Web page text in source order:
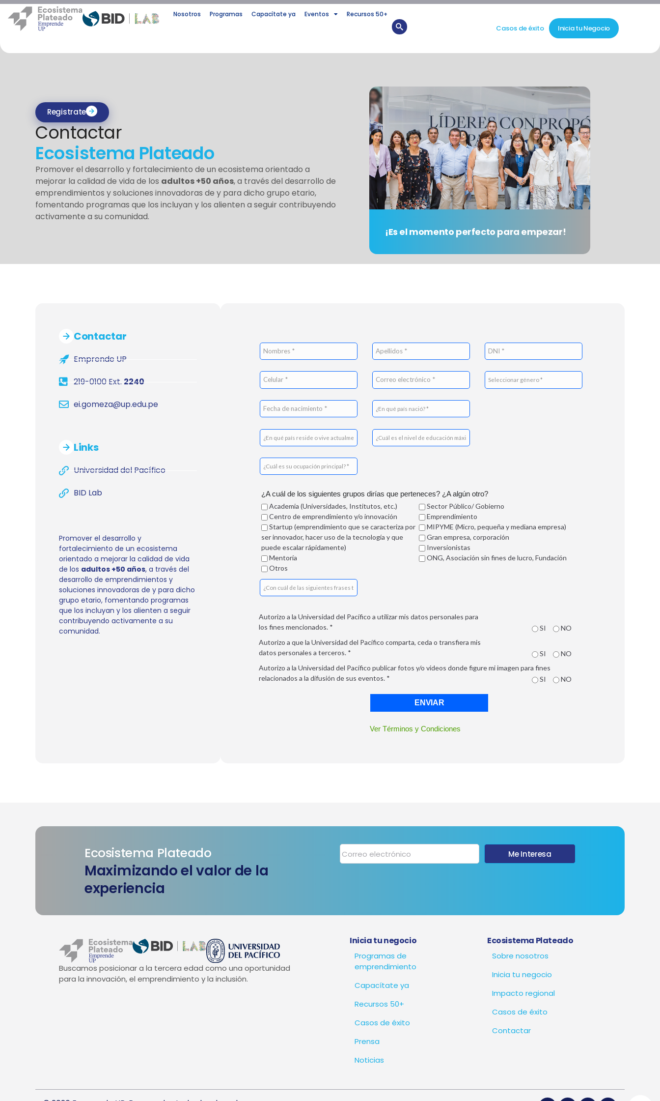
Nosotros Programas Capacítate ya Eventos Recursos 50+
Casos de éxito Inicia tu Negocio
Registrate
Contactar
Ecosistema Plateado
Promover el desarrollo y fortalecimiento de un ecosistema orientado a
mejorar la calidad de vida de los adultos +50 años, a través del desarrollo de
emprendimientos y soluciones innovadoras de y para dicho grupo etario,
fomentando programas que los incluyan y los alienten a seguir contribuyendo
activamente a su comunidad.
¡Es el momento perfecto para empezar!
Contactar
Emprende UP
219-0100 Ext. 2240
ei.gomeza@up.edu.pe
Links
Universidad del Pacífico
BID Lab
Promover el desarrollo y
fortalecimiento de un ecosistema
orientado a mejorar la calidad de vida
de los adultos +50 años, a través del
desarrollo de emprendimientos y
soluciones innovadoras de y para dicho
grupo etario, fomentando programas
que los incluyan y los alienten a seguir
contribuyendo activamente a su
comunidad.
¿A cuál de los siguientes grupos dirías que perteneces? ¿A algún otro?
Academia (Universidades, Institutos, etc.)
Sector Público/ Gobierno
Centro de emprendimiento y/o innovación
Emprendimiento
Startup (emprendimiento que se caracteriza por
ser innovador, hacer uso de la tecnología y que
puede escalar rápidamente)
MIPYME (Micro, pequeña y mediana empresa)
Gran empresa, corporación
Inversionistas
Mentoría
ONG, Asociación sin fines de lucro, Fundación
Otros
Autorizo a la Universidad del Pacífico a utilizar mis datos personales para
los fines mencionados. * SI
NO
Autorizo a que la Universidad del Pacífico comparta, ceda o transfiera mis
datos personales a terceros. * SI
NO
Autorizo a la Universidad del Pacífico publicar fotos y/o videos donde figure mi imagen para fines
relacionados a la difusión de sus eventos. * SI NO
ENVIAR
Ver Términos y Condiciones
Ecosistema Plateado
Maximizando el valor de la
experiencia
Me Interesa
Buscamos posicionar a la tercera edad como una oportunidad
para la innovación, el emprendimiento y la inclusión.
Inicia tu negocio
Programas de
emprendimiento
Capacítate ya
Recursos 50+
Casos de éxito
Prensa
Noticias
Ecosistema Plateado
Sobre nosotros
Inicia tu negocio
Impacto regional
Casos de éxito
Contactar